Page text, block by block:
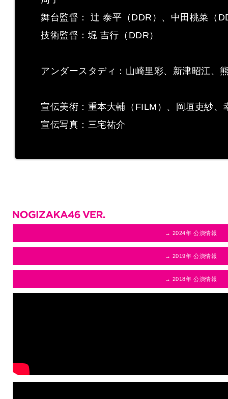
舞台監督： 辻 泰平（DDR）、中田桃菜（
技術監督：堀 吉行（DDR）
アンダースタディ：山崎里彩、新津昭江、
宣伝美術：重本大輔（FILM）、岡垣吏紗、
宣伝写真：三宅祐介
→ 2024年 公演情報
→ 2019年 公演情報
→ 2018年 公演情報